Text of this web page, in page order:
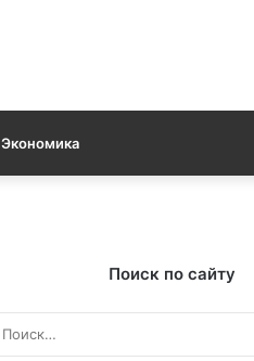
Экономика
Поиск по сайту